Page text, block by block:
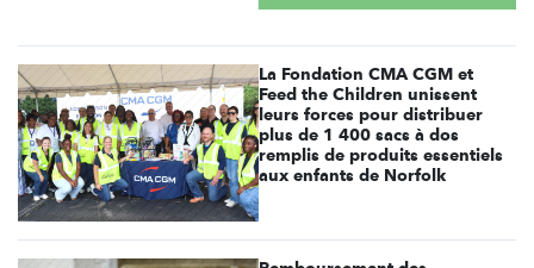
La Fondation CMA CGM et
Feed the Children unissent
leurs forces pour distribuer
plus de 1 400 sacs à dos
remplis de produits essentiels
aux enfants de Norfolk